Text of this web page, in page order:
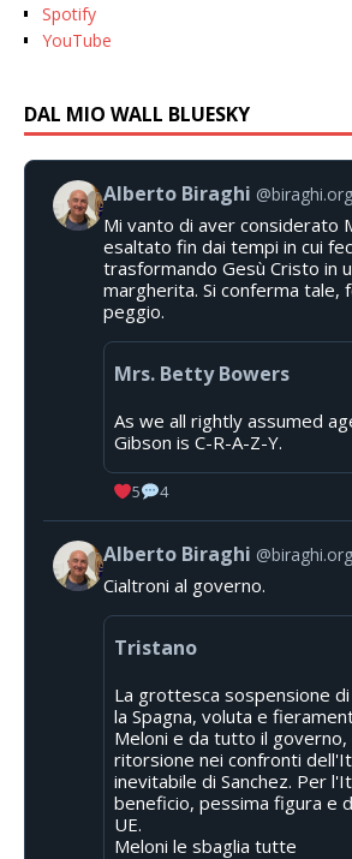
Spotify
YouTube
DAL MIO WALL BLUESKY
Alberto Biraghi @biraghi.org
Mi vanto di aver considerato
esaltato fin dai tempi in cui
trasformando Gesù Cristo in
margherita. Si conferma tale,
peggio.
Mrs. Betty Bowers
As we all rightly assumed
Gibson is C-R-A-Z-Y.
5 4
Alberto Biraghi @biraghi.org
Cialtroni al governo.
Tristano
La grottesca sospensione
la Spagna, voluta e
Meloni e da tutto il governo,
ritorsione nei confronti
inevitabile di Sanchez. Per
beneficio, pessima figura e
UE.
Meloni le sbaglia tutte